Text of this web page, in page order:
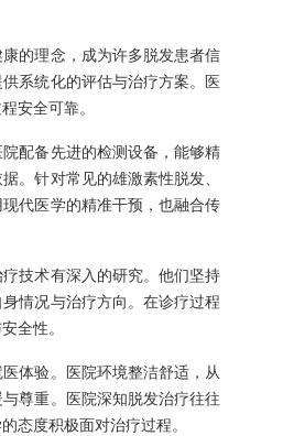
的理念，成为许多脱发患者信
系统化的评估与治疗方案。医
安全可靠。
配备先进的检测设备，能够精
。针对常见的雄激素性脱发、
代医学的精准干预，也融合传
技术有深入的研究。他们坚持
情况与治疗方向。在诊疗过程
全性。
体验。医院环境整洁舒适，从
尊重。医院深知脱发治疗往往
态度积极面对治疗过程。